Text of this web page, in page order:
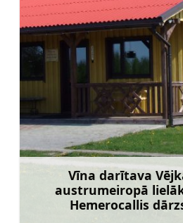
Vīna darītava
austrumeiropā
Hemerocallis